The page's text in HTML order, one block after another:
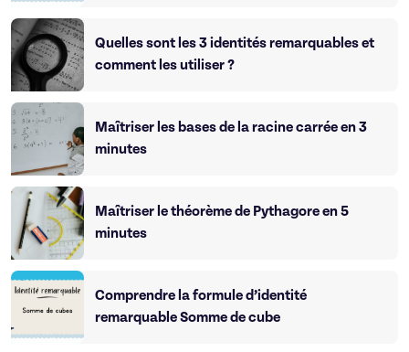
Quelles sont les 3 identités remarquables et
comment les utiliser ?
Maîtriser les bases de la racine carrée en 3
minutes
Maîtriser le théorème de Pythagore en 5
minutes
Comprendre la formule d’identité
remarquable Somme de cube